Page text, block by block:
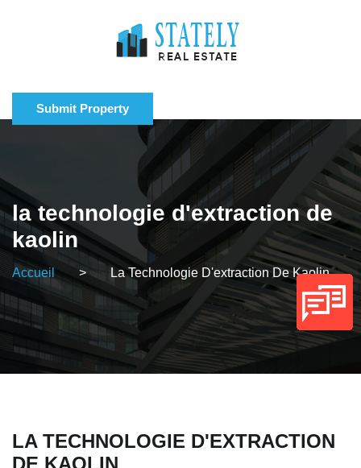
Submit Property
la technologie d'extraction de
kaolin
Accueil > La Technologie D'extraction De Kaolin
LA TECHNOLOGIE D'EXTRACTION
DE KAOLIN